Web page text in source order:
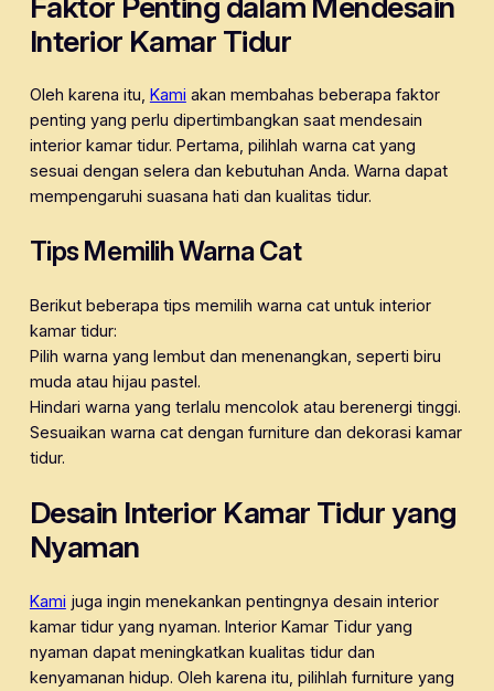
Interior Kamar Tidur
Oleh karena itu, Kami akan membahas beberapa faktor
penting yang perlu dipertimbangkan saat mendesain
interior kamar tidur. Pertama, pilihlah warna cat yang
sesuai dengan selera dan kebutuhan Anda. Warna dapat
mempengaruhi suasana hati dan kualitas tidur.
Tips Memilih Warna Cat
Berikut beberapa tips memilih warna cat untuk interior
kamar tidur:
Pilih warna yang lembut dan menenangkan, seperti biru
muda atau hijau pastel.
Hindari warna yang terlalu mencolok atau berenergi tinggi.
Sesuaikan warna cat dengan furniture dan dekorasi kamar
tidur.
Desain Interior Kamar Tidur yang
Nyaman
Kami juga ingin menekankan pentingnya desain interior
kamar tidur yang nyaman. Interior Kamar Tidur yang
nyaman dapat meningkatkan kualitas tidur dan
kenyamanan hidup. Oleh karena itu, pilihlah furniture yang